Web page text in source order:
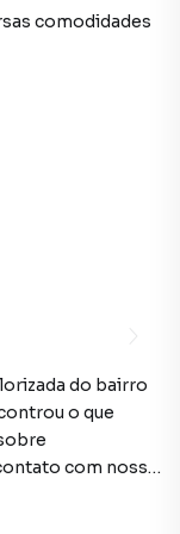
comodidades
do bairro
o que
com nossa